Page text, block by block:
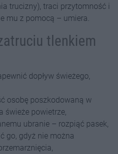
trucizny), traci przytomność i
mu z pomocą – umiera.
tlenkiem
dopływ świeżego,
osobę poszkodowaną w
świeże powietrze,
ubranie – rozpiąć pasek,
go, gdyż nie można